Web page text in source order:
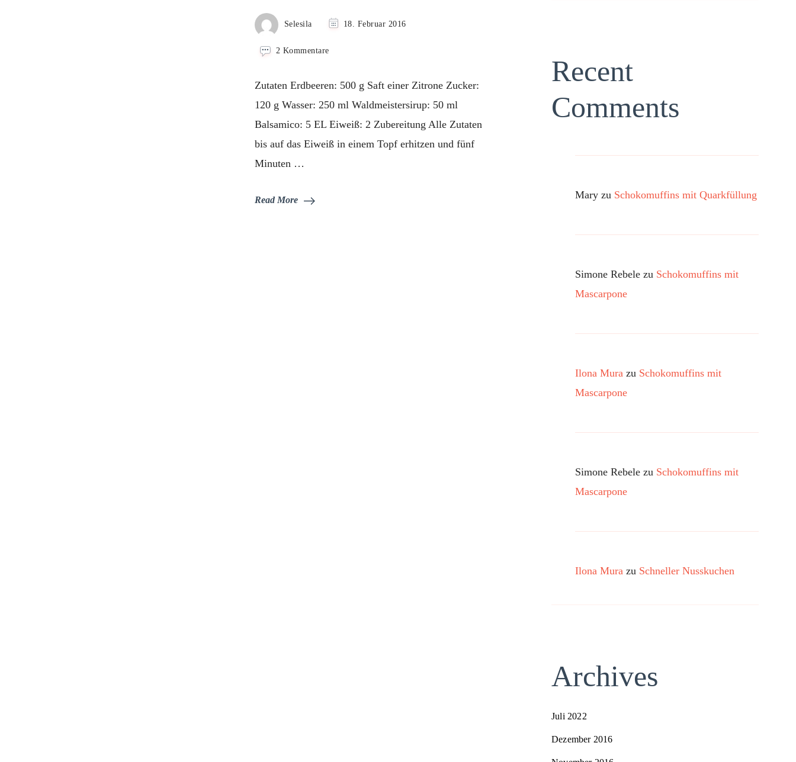
Selesila 18. Februar 2016
2 Kommentarezu
Waldmeister
und
Zutaten Erdbeeren: 500 g Saft einer Zitrone Zucker:
120 g Wasser: 250 ml Waldmeistersirup: 50 ml
Balsamico: 5 EL Eiweiß: 2 Zubereitung Alle Zutaten
bis auf das Eiweiß in einem Topf erhitzen und fünf
Minuten …
Read More
Recent
Comments
Mary zu Schokomuffins mit Quarkfüllung
Simone Rebele zu Schokomuffins mit
Mascarpone
Ilona Mura zu Schokomuffins mit
Mascarpone
Simone Rebele zu Schokomuffins mit
Mascarpone
Ilona Mura zu Schneller Nusskuchen
Archives
Juli 2022
Dezember 2016